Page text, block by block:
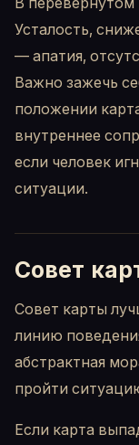
Усталость,
— апатия,
Важно зажечь
положении
внутреннее
если человек
ситуации.
Совет
Совет карты
линию
абстрактная
пройти
Если карта